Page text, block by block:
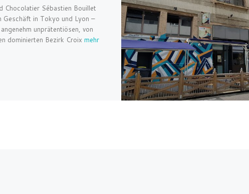
Chocolatier Sébastien Bouillet
Geschäft in Tokyo und Lyon –
unprätentiösen, von
dominierten Bezirk Croix mehr